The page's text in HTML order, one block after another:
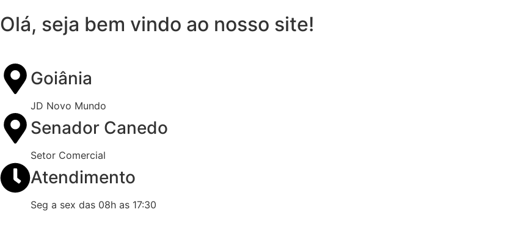
Olá, seja bem vindo ao nosso site!
Goiânia
JD Novo Mundo
Senador Canedo
Setor Comercial
Atendimento
Seg a sex das 08h as 17:30